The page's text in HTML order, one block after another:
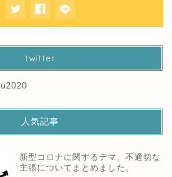
twitter
人気記事
新型コロナに関するデマ、不適切な
主張についてまとめました。